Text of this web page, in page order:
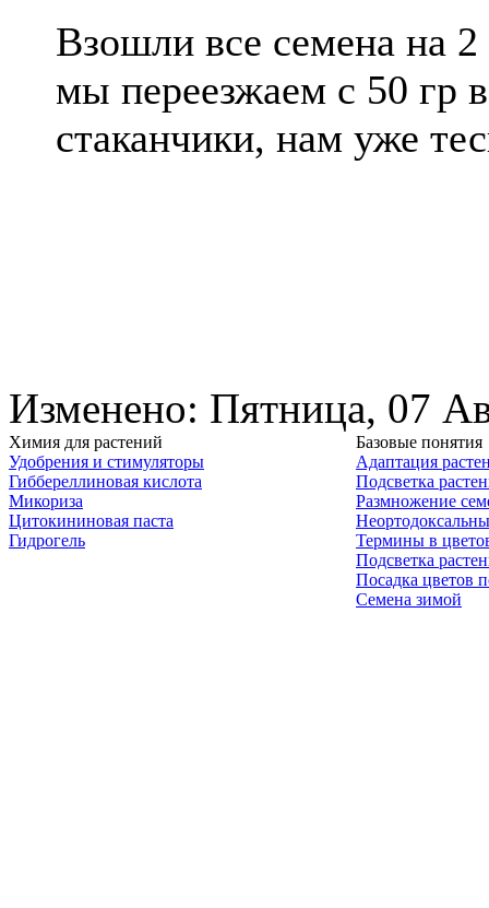
Взошли все семена на
мы переезжаем с 50 гр
стаканчики, нам уже
Изменено: Пятница, 07
Химия для растений
Удобрения и стимуляторы
Гиббереллиновая кислота
Микориза
Цитокининовая паста
Гидрогель
Базовые понятия
Адаптация
Подсветка
Размножение
Термины в
Подсветка
Посадка цветов
Семена зимой